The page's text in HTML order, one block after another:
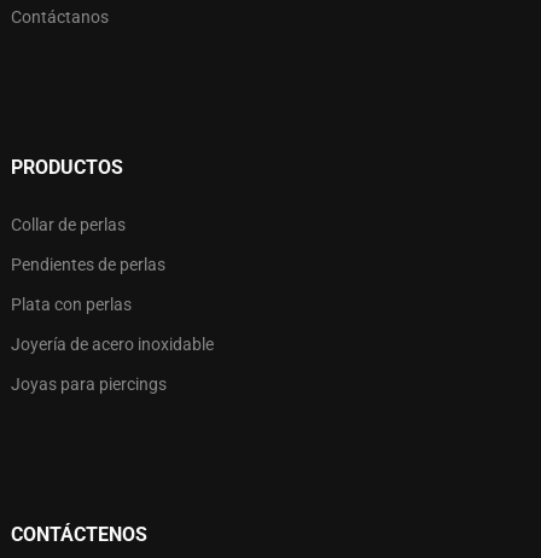
Contáctanos
PRODUCTOS
Collar de perlas
Pendientes de perlas
Plata con perlas
Joyería de acero inoxidable
Joyas para piercings
CONTÁCTENOS